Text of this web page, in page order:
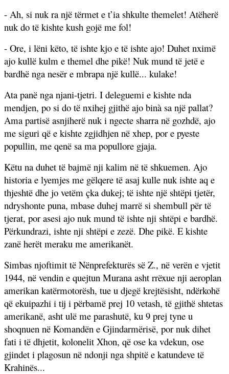
- Ah, si nuk ra një tërmet e t’ia shkulte themelet! Atëherë
nuk do të kishte kush gojë me fol!
- Ore, i lëni këto, të ishte kjo e të ishte ajo! Duhet nximë
ajo kullë kulm e themel dhe pikë! Nuk mund të jetë e
bardhë nga nesër e mbrapa një kullë... kulake!
Ata panë nga njani-tjetri. I deleguemi e kishte nda
mendjen, po si do të nxihej gjithë ajo binà sa një pallat?
Ama partisë asnjiherë nuk i ngecte sharra në gozhdë, ajo
me siguri që e kishte zgjidhjen në xhep, por e pyeste
popullin, me qenë sa ma popullore gjaja.
Këtu na duhet të bajmë nji kalim në të shkuemen. Ajo
historia e lyemjes me gëlqere të asaj kulle nuk ishte aq e
thjeshtë dhe jo vetëm çka dukej; të ishte një shtëpi tjetër,
ndryshonte puna, mbase duhej marrë si shembull për të
tjerat, por asesi ajo nuk mund të ishte nji shtëpi e bardhë.
Përkundrazi, ishte nji shtëpi e zezë. Dhe pikë. E kishte
zanë herët meraku me amerikanët.
Simbas njoftimit të Nënprefekturës së Z., në verën e vjetit
1944, në vendin e quejtun Murana asht rrëxue nji aeroplan
amerikan katërmotorësh, tue u djegë krejtësisht, ndërkohë
që ekuipazhi i tij i përbamë prej 10 vetash, të gjithë shtetas
amerikanë, asht ulë me parashutë, ku 9 prej tyne u
shoqnuen në Komandën e Gjindarmërisë, por nuk dihet
fati i të dhjetit, kolonelit Xhon, që ose ka vdekun, ose
gjindet i plagosun në ndonji nga shpitë e katundeve të
Krahinës...